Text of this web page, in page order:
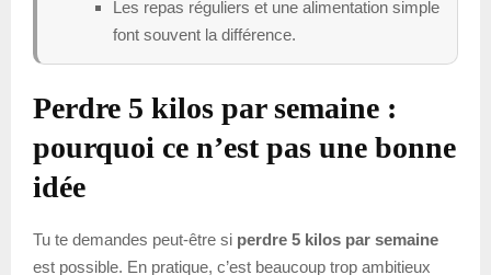
Les repas réguliers et une alimentation simple
font souvent la différence.
Perdre 5 kilos par semaine :
pourquoi ce n’est pas une bonne
idée
Tu te demandes peut-être si perdre 5 kilos par semaine
est possible. En pratique, c’est beaucoup trop ambitieux